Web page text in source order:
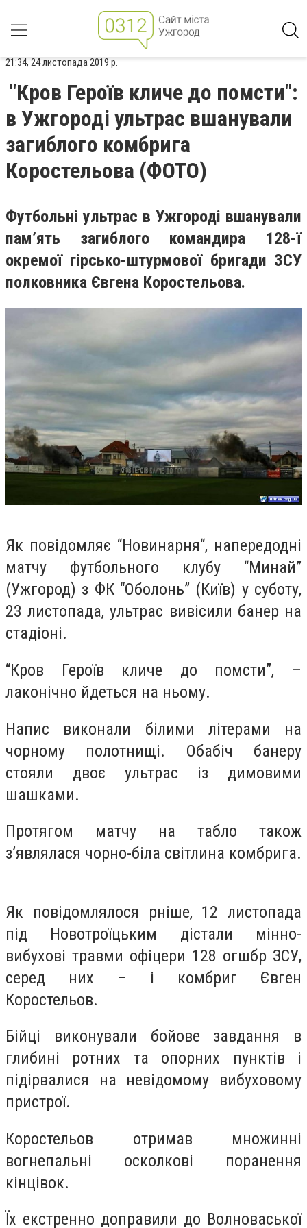
21:34, 24 листопада 2019 р.
"Кров Героїв кличе до помсти":
в Ужгороді ультрас вшанували
загиблого комбрига
Коростельова (ФОТО)
Футбольні ультрас в Ужгороді вшанували
пам’ять загиблого командира 128-ї
окремої гірсько-штурмової бригади ЗСУ
полковника Євгена Коростельова.
Як повідомляє “Новинарня“, напередодні
матчу футбольного клубу “Минай”
(Ужгород) з ФК “Оболонь” (Київ) у суботу,
23 листопада, ультрас вивісили банер на
стадіоні.
“Кров Героїв кличе до помсти”, –
лаконічно йдеться на ньому.
Напис виконали білими літерами на
чорному полотнищі. Обабіч банеру
стояли двоє ультрас із димовими
шашками.
Протягом матчу на табло також
з’являлася чорно-біла світлина комбрига.
Як повідомлялося рніше, 12 листопада
під Новотроїцьким дістали мінно-
вибухові травми офіцери 128 огшбр ЗСУ,
серед них – і комбриг Євген
Коростельов.
Бійці виконували бойове завдання в
глибині ротних та опорних пунктів і
підірвалися на невідомому вибуховому
пристрої.
Коростельов отримав множинні
вогнепальні осколкові поранення
кінцівок.
Їх екстренно доправили до Волноваської